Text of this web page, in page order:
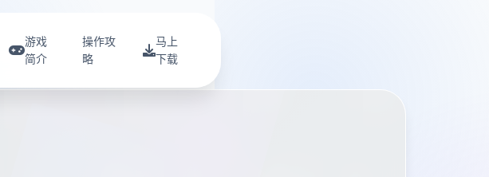
游戏
简介
操作攻
略
马上
下载